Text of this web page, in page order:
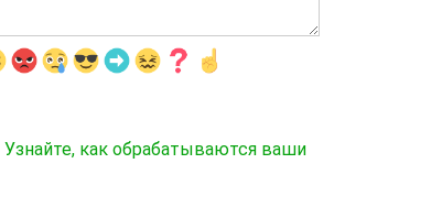
Узнайте, как обрабатываются ваши